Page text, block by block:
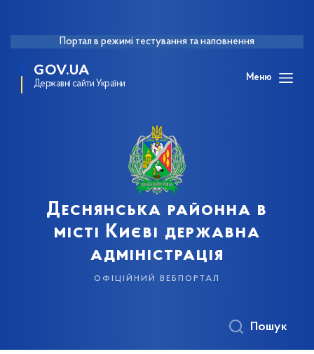
Портал в режимі тестування та наповнення
GOV.UA
Державні сайти України
Меню
Деснянська районна в
місті Києві державна
адміністрація
офіційний вебпортал
Пошук